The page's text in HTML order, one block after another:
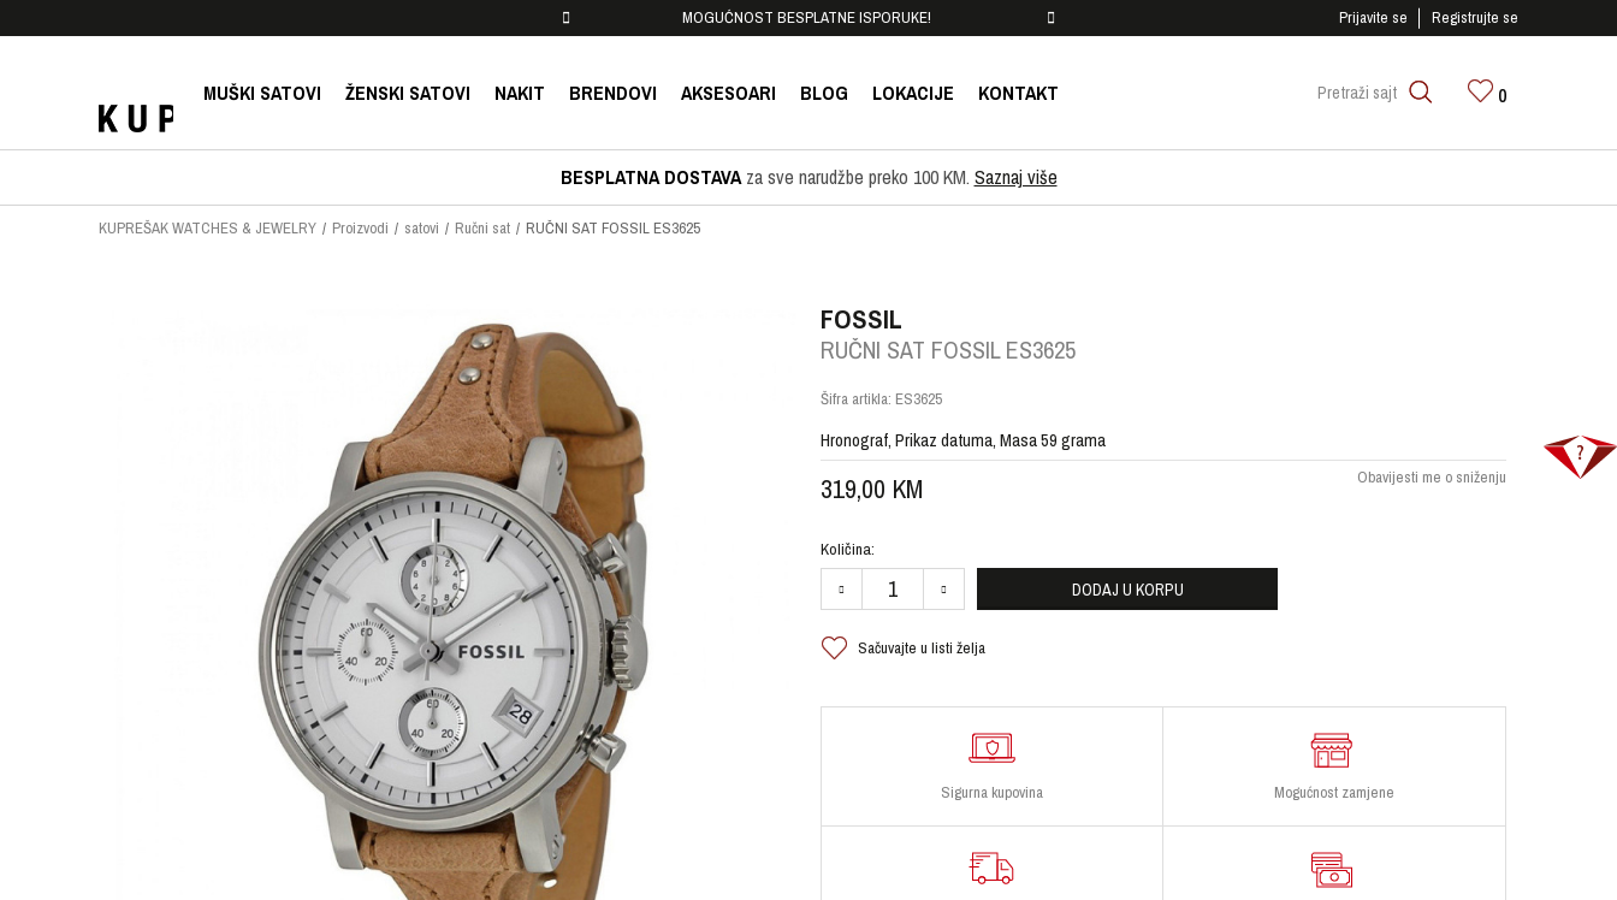
MOGUĆNOST BESPLATNE ISPORUKE! SIGURNO PLAĆANJE PLATNIM KARTICAMA!
Prijavite se Registrujte se
MUŠKI SATOVI ŽENSKI SATOVI NAKIT BRENDOVI AKSESOARI BLOG LOKACIJE KONTAKT Pretraži sajt 0
BESPLATNA DOSTAVAza sve narudžbe preko 100 KM. Saznaj više
KUPREŠAK WATCHES & JEWELRY Proizvodi satovi Ručni sat RUČNI SAT FOSSIL ES3625
FOSSIL
RUČNI SAT FOSSIL ES3625
Šifra artikla: ES3625
Hronograf, Prikaz datuma, Masa 59 grama
319,00 KM Obavijesti me o sniženju
Količina:
DODAJ U KORPU
Sačuvajte u listi želja
Sigurna kupovina Mogućnost zamjene